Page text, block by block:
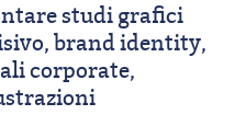
studi grafici
brand identity,
corporate,